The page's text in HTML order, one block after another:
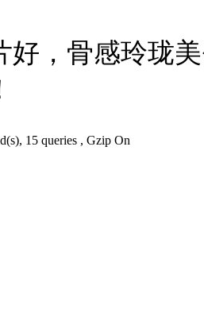
好，骨感玲珑
15 queries , Gzip On